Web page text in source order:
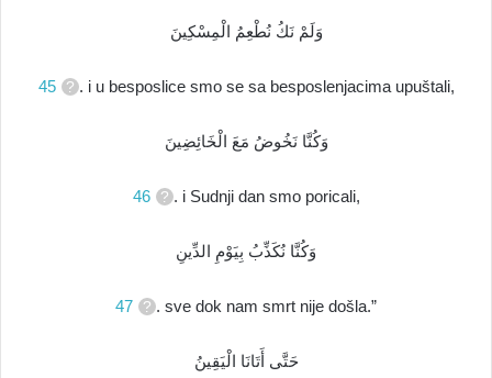
وَلَمْ نَكُ نُطْعِمُ الْمِسْكِينَ
45 . i u besposlice smo se sa besposlenjacima upuštali,
وَكُنَّا نَخُوضُ مَعَ الْخَائِضِينَ
46 . i Sudnji dan smo poricali,
وَكُنَّا نُكَذِّبُ بِيَوْمِ الدِّينِ
47 . sve dok nam smrt nije došla.”
حَتَّى أَتَانَا الْيَقِينُ